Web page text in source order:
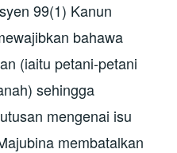
99(1) Kanun
bahawa
(iaitu petani-petani
sehingga
mengenai isu
membatalkan